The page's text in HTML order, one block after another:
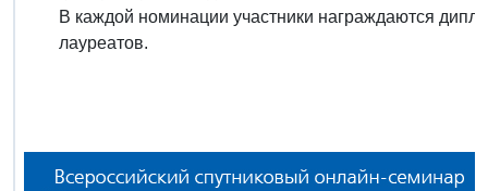
В каждой номинации участники награждаются
лауреатов.